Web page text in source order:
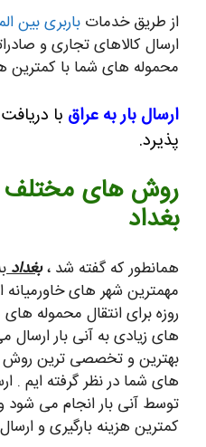
از طریق خدمات باربری بین
ارسال کالاهای تجاری و
محموله های شما با کمترین
ارسال بار به عراق با
پذیرد.
روش های مختلف
بغداد
همانطور که گفته شد ،بغداد
مهمترین شهر های
روزه برای انتقال محموله
های زیادی به آنی بار
بهترین و تخصصی ترین روش
های شما در نظر گرفته ایم .
توسط آنی بار انجام می
کمترین هزینه بارگیری و